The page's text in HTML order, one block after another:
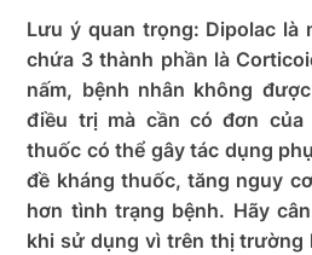
Lưu ý quan trọng: Dipolac là
chứa 3 thành phần là
nấm, bệnh nhân không
điều trị mà cần có đơn của
thuốc có thể gây tác dụng
đề kháng thuốc, tăng nguy
hơn tình trạng bệnh. Hãy
khi sử dụng vì trên thị trường